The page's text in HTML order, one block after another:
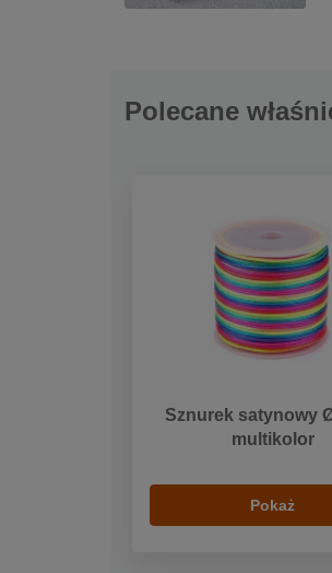
Polecane
Sznurek satynowy
multikolor
Pokaż